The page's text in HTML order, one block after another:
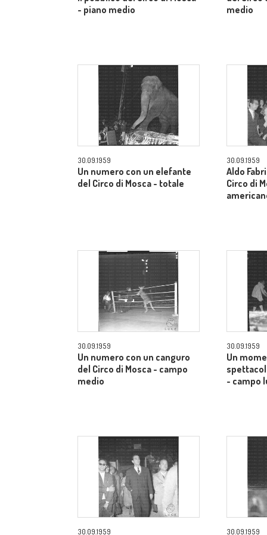
- piano medio
medio
30.09.1959
Un numero con un elefante
del Circo di Mosca - totale
30.09.1959
Aldo
Circo di
30.09.1959
Un numero con un canguro
del Circo di Mosca - campo
medio
30.09.1959
Un
- campo
30.09.1959 30.09.1959